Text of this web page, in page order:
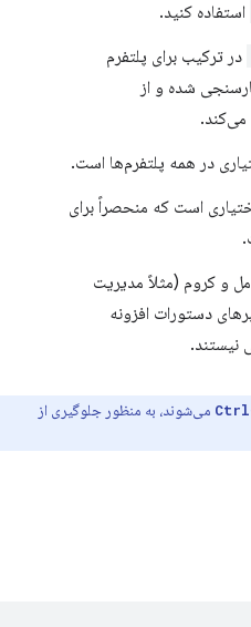
استفاده کنید.
در ترکیب برای پلتفرم
شده و از
می‌کند.
در همه پلتفرم‌ها است.
است که منحصراً برای
و کروم (مثلاً مدیریت
دستورات افزونه
نیستند.
می‌شوند، به منظور جلوگیری از